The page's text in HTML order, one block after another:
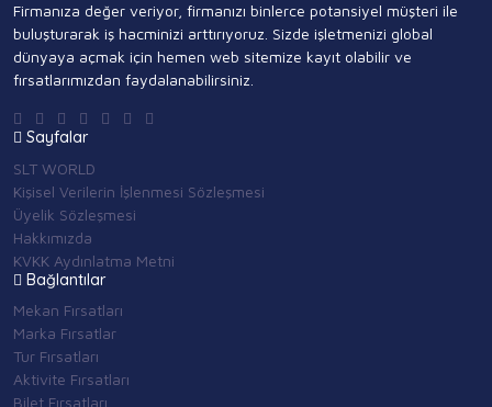
Firmanıza değer veriyor, firmanızı binlerce potansiyel müşteri ile
buluşturarak iş hacminizi arttırıyoruz. Sizde işletmenizi global
dünyaya açmak için hemen web sitemize kayıt olabilir ve
fırsatlarımızdan faydalanabilirsiniz.
Sayfalar
SLT WORLD
Kişisel Verilerin İşlenmesi Sözleşmesi
Üyelik Sözleşmesi
Hakkımızda
KVKK Aydınlatma Metni
Bağlantılar
Mekan Fırsatları
Marka Fırsatlar
Tur Fırsatları
Aktivite Fırsatları
Bilet Fırsatları